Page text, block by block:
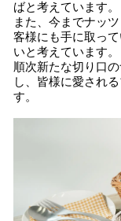
ばと考えています。
また、今までナッ
客様にも手に取っ
いと考えています。
順次新たな切り口
し、皆様に愛され
す。